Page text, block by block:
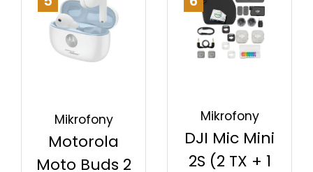
Mikrofony
Motorola
Moto Buds 2
Mikrofony
DJI Mic Mini
2S (2 TX + 1